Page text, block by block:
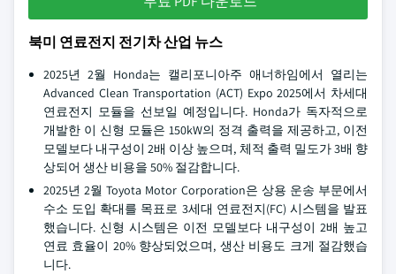
북미 연료전지 전기차 산업 뉴스
2025년 2월 Honda는 캘리포니아주 애너하임에서 열리는
Advanced Clean Transportation (ACT) Expo 2025에서 차세대
연료전지 모듈을 선보일 예정입니다. Honda가 독자적으로
개발한 이 신형 모듈은 150kW의 정격 출력을 제공하고, 이전
모델보다 내구성이 2배 이상 높으며, 체적 출력 밀도가 3배 향
상되어 생산 비용을 50% 절감합니다.
2025년 2월 Toyota Motor Corporation은 상용 운송 부문에서
수소 도입 확대를 목표로 3세대 연료전지(FC) 시스템을 발표
했습니다. 신형 시스템은 이전 모델보다 내구성이 2배 높고
연료 효율이 20% 향상되었으며, 생산 비용도 크게 절감했습
니다.